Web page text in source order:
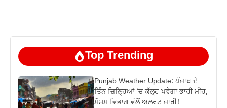
Top Trending
Punjab Weather Update: ਪੰਜਾਬ ਦੇ
ਤਿੰਨ ਜ਼‍ਿਲ੍ਹਿਆਂ ‘ਚ ਕੱਲ੍ਹ ਪਵੇਗਾ ਭਾਰੀ ਮੀਂਹ,
ਮੌਸਮ ਵਿਭਾਗ ਵੱਲੋਂ ਅਲਰਟ ਜਾਰੀ!